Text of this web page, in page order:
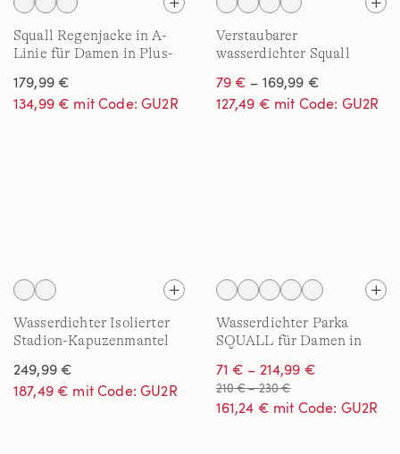
Squall Regenjacke in A-
Linie für Damen in Plus-
179,99 €
134,99 € mit Code: GU2R
Verstaubarer
wasserdichter Squall
in Plus-Größe
79 € – 169,99 €
127,49 € mit Code: GU2R
Wasserdichter Isolierter
Stadion-Kapuzenmantel
Größe
249,99 €
187,49 € mit Code: GU2R
Wasserdichter Parka
SQUALL für Damen in
71 € – 214,99 €
210 € – 230 €
161,24 € mit Code: GU2R